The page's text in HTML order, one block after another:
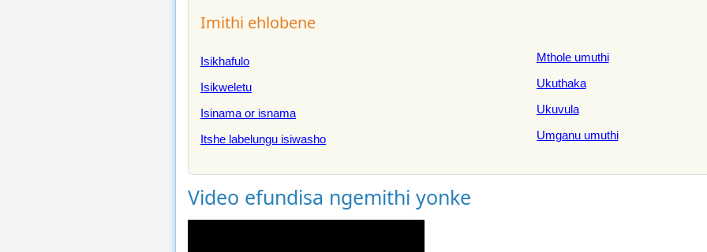
Imithi ehlobene
Isikhafulo
Isikweletu
Isinama or isnama
Itshe labelungu isiwasho
Mthole umuthi
Ukuthaka
Ukuvula
Umganu umuthi
Video efundisa ngemithi yonke